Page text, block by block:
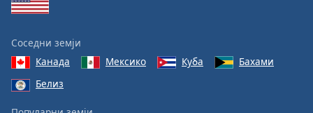
Соседни земји
Канада
Мексико Куба
Бахами
Белиз